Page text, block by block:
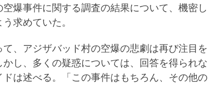
爆事件に関する調査の結果について、機密し
求めていた。
て、アジザバッド村の空爆の悲劇は再び注目を
し、多くの疑惑については、回答を得られな
は述べる。「この事件はもちろん、その他の